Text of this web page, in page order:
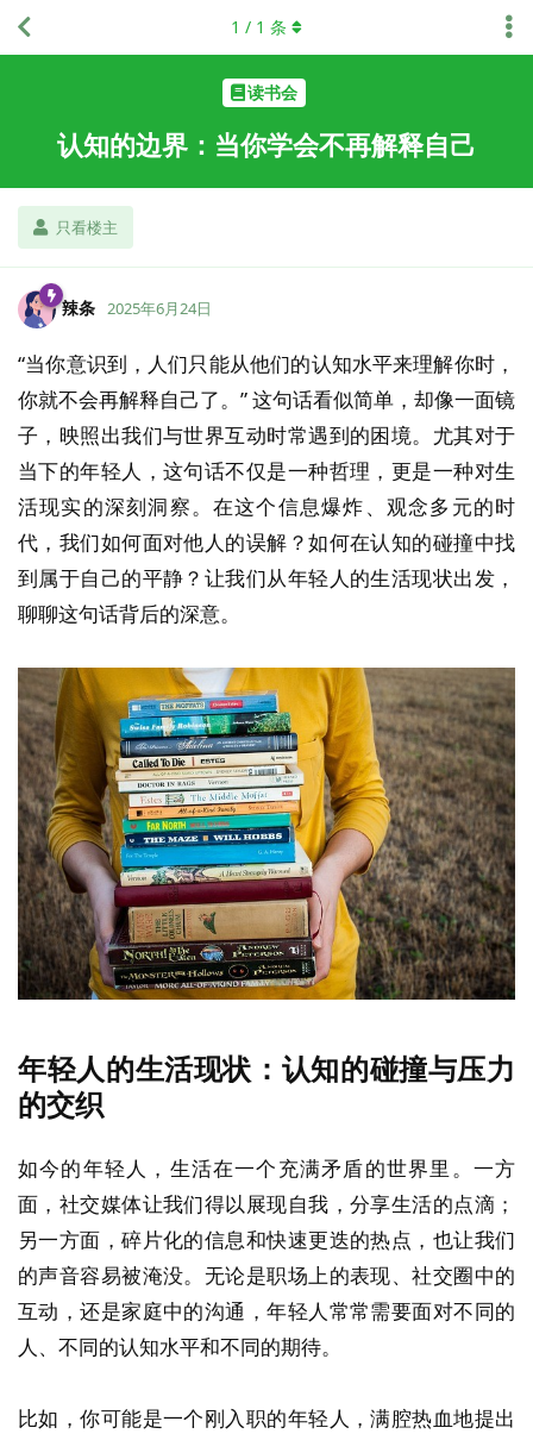
读书会
认知的边界：当你学会不再解释自己
只看楼主
1 / 1 条
辣条 2025年6月24日
“当你意识到，人们只能从他们的认知水平来理解你时，
你就不会再解释自己了。” 这句话看似简单，却像一面镜
子，映照出我们与世界互动时常遇到的困境。尤其对于
当下的年轻人，这句话不仅是一种哲理，更是一种对生
活现实的深刻洞察。在这个信息爆炸、观念多元的时
代，我们如何面对他人的误解？如何在认知的碰撞中找
到属于自己的平静？让我们从年轻人的生活现状出发，
聊聊这句话背后的深意。
年轻人的生活现状：认知的碰撞与压力
的交织
如今的年轻人，生活在一个充满矛盾的世界里。一方
面，社交媒体让我们得以展现自我，分享生活的点滴；
另一方面，碎片化的信息和快速更迭的热点，也让我们
的声音容易被淹没。无论是职场上的表现、社交圈中的
互动，还是家庭中的沟通，年轻人常常需要面对不同的
人、不同的认知水平和不同的期待。
比如，你可能是一个刚入职的年轻人，满腔热血地提出